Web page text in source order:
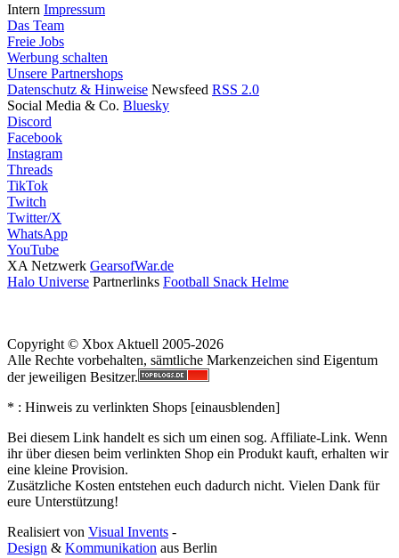
Intern Impressum
Das Team
Freie Jobs
Werbung schalten
Unsere Partnershops
Datenschutz & Hinweise Newsfeed RSS 2.0
Social Media & Co. Bluesky
Discord
Facebook
Instagram
Threads
TikTok
Twitch
Twitter/X
WhatsApp
YouTube
XA Netzwerk GearsofWar.de
Halo Universe Partnerlinks Football Snack Helme
Copyright © Xbox Aktuell 2005-2026
Alle Rechte vorbehalten, sämtliche Markenzeichen sind Eigentum
der jeweiligen Besitzer.
* : Hinweis zu verlinkten Shops [einausblenden]
Bei diesem Link handelt es sich um einen sog. Affiliate-Link. Wenn
ihr über diesen beim verlinkten Shop ein Produkt kauft, erhalten wir
eine kleine Provision.
Zusätzliche Kosten entstehen euch dadurch nicht. Vielen Dank für
eure Unterstützung!
Realisiert von Visual Invents -
Design & Kommunikation aus Berlin